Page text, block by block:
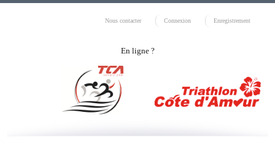
Nous contacter Connexion Enregistrement
En ligne ?